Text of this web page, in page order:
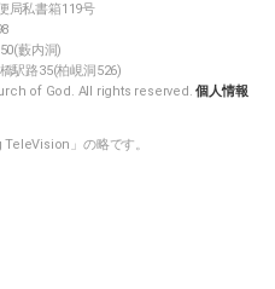
오
톡
공
하
局私書箱119号
藪内洞)
駅路35(柏峴洞526)
of God. All rights reserved.個人情報
」の略です。